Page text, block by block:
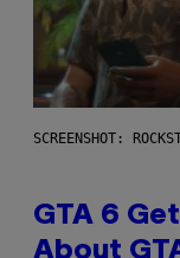
SCREENSHOT:
GTA 6
About